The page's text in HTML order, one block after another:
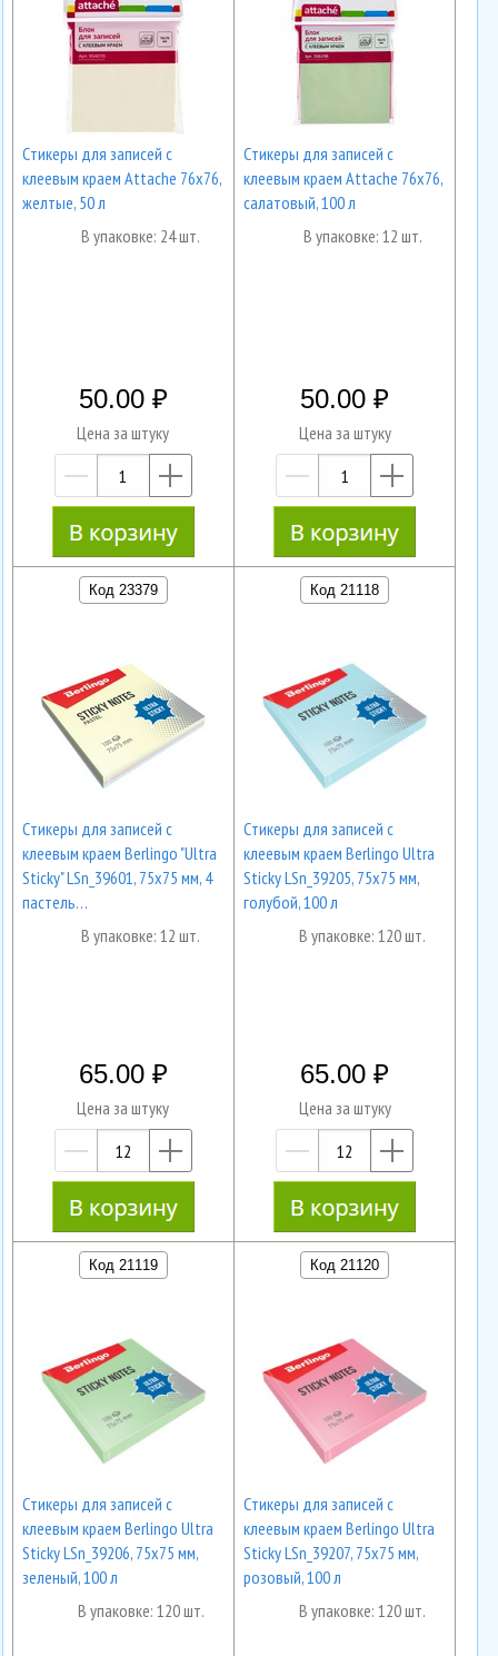
Cтикеры для записей с
клеевым краем Attache 76х76,
желтые, 50 л
В упаковке: 24 шт.
50.00
Цена за штуку
—
Cтикеры для записей с
клеевым краем Attache 76х76,
салатовый, 100 л
В упаковке: 12 шт.
50.00
Цена за штуку
—
Код 23379
Cтикеры для записей с
клеевым краем Berlingo "Ultra
Sticky" LSn_39601, 75х75 мм, 4
пастель…
В упаковке: 12 шт.
65.00
Цена за штуку
—
Код 21118
Cтикеры для записей с
клеевым краем Berlingo Ultra
Sticky LSn_39205, 75х75 мм,
голубой, 100 л
В упаковке: 120 шт.
65.00
Цена за штуку
—
Код 21119
Cтикеры для записей с
клеевым краем Berlingo Ultra
Sticky LSn_39206, 75х75 мм,
зеленый, 100 л
В упаковке: 120 шт.
Код 21120
Cтикеры для записей с
клеевым краем Berlingo Ultra
Sticky LSn_39207, 75х75 мм,
розовый, 100 л
В упаковке: 120 шт.